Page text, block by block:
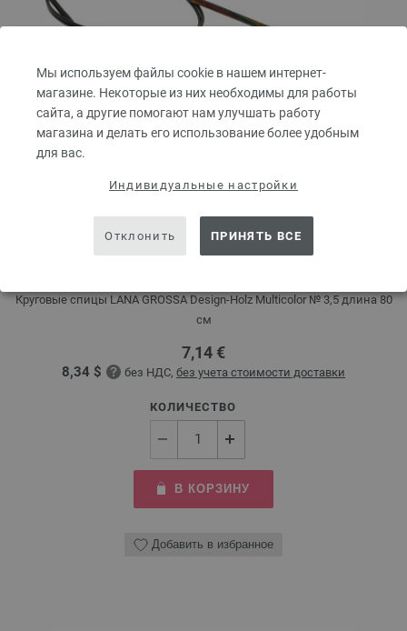
Мы используем файлы cookie в нашем интернет-
магазине. Некоторые из них необходимы для работы
сайта, а другие помогают нам улучшать работу
магазина и делать его использование более удобным
для вас.
Индивидуальные настройки
Отклонить ПРИНЯТЬ ВСЕ
Круговые спицы Design-Holz Multicolor № 3,5
длина 80 см
Круговые спицы LANA GROSSA Design-Holz Multicolor № 3,5 длина 80
см
7,14 €
8,34 $ без НДС, без учета стоимости доставки
КОЛИЧЕСТВО
В КОРЗИНУ
Добавить в избранное